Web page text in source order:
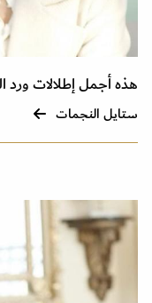
هذه أجمل إطلالات
ستايل النجمات